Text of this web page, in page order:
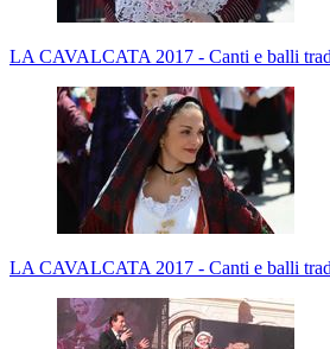
LA CAVALCATA 2017 - Canti e balli
LA CAVALCATA 2017 - Canti e balli